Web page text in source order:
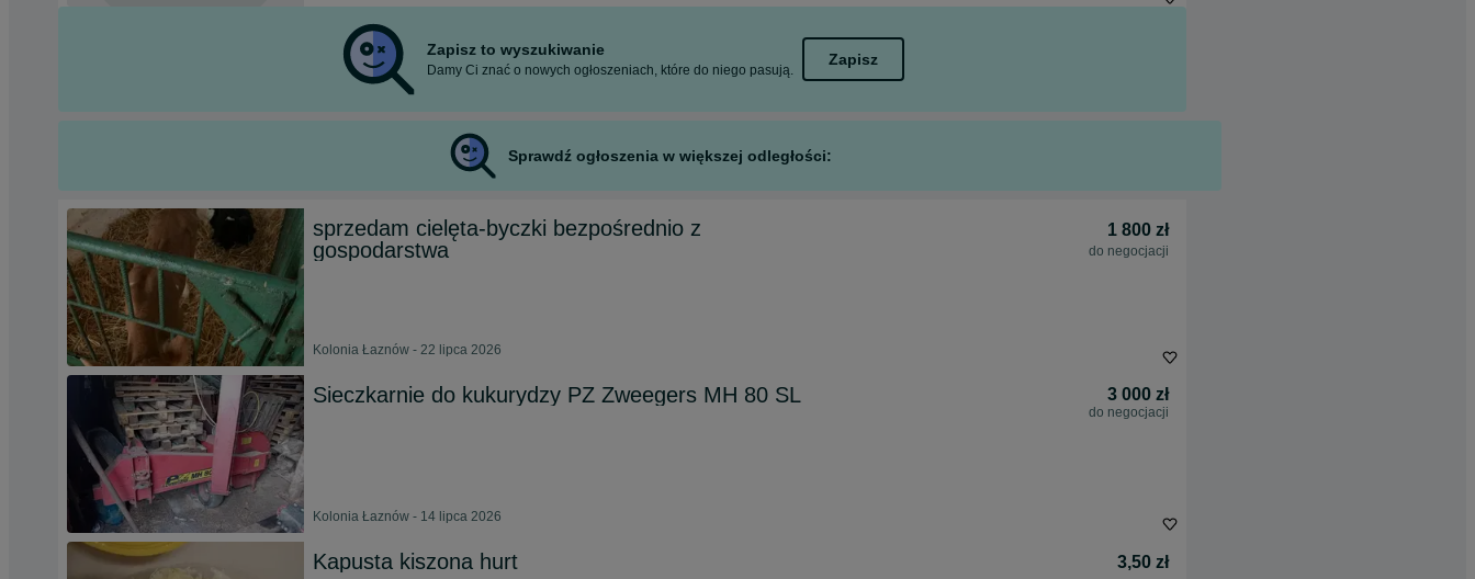
Zapisz to wyszukiwanie
Damy Ci znać o nowych ogłoszeniach, które do niego pasują.
Zapisz
Sprawdź ogłoszenia w większej odległości:
sprzedam cielęta-byczki bezpośrednio z
gospodarstwa
1 800 zł
do negocjacji
Kolonia Łaznów - 22 lipca 2026
Sieczkarnie do kukurydzy PZ Zweegers MH 80 SL 3 000 zł
do negocjacji
Kolonia Łaznów - 14 lipca 2026
Kapusta kiszona hurt 3,50 zł